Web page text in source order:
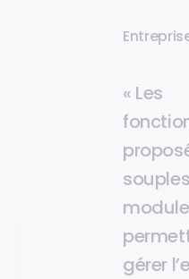
« Les
gérer